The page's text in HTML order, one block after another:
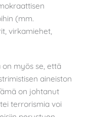
(mm.
virkamiehet,
myös se, että
aineiston
on johtanut
terrorismia voi